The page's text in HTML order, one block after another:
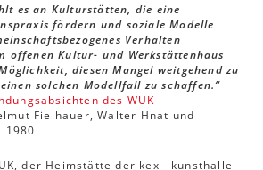
es an Kulturstätten, die eine
fördern und soziale Modelle
Verhalten
offenen Kultur- und Werkstättenhaus
diesen Mangel weitgehend zu
solchen Modellfall zu schaffen.“
des WUK –
Fielhauer, Walter Hnat und
1980
der Heimstätte der kex—kunsthalle